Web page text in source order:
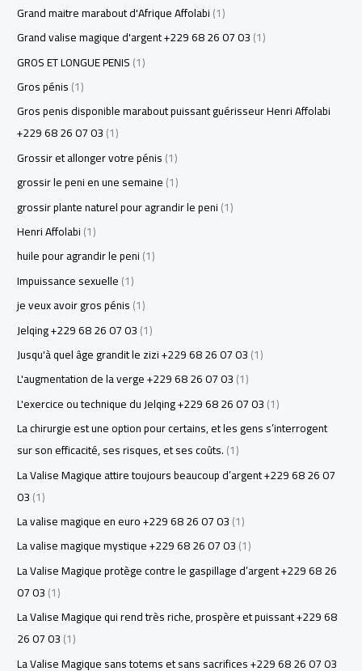
Grand maitre marabout d'Afrique Affolabi(1)
Grand valise magique d'argent +229 68 26 07 03(1)
GROS ET LONGUE PENIS(1)
Gros pénis(1)
Gros penis disponible marabout puissant guérisseur Henri Affolabi
+229 68 26 07 03(1)
Grossir et allonger votre pénis(1)
grossir le peni en une semaine(1)
grossir plante naturel pour agrandir le peni(1)
Henri Affolabi(1)
huile pour agrandir le peni(1)
Impuissance sexuelle(1)
je veux avoir gros pénis(1)
Jelqing +229 68 26 07 03(1)
Jusqu'à quel âge grandit le zizi +229 68 26 07 03(1)
L'augmentation de la verge +229 68 26 07 03(1)
L'exercice ou technique du Jelqing +229 68 26 07 03(1)
La chirurgie est une option pour certains, et les gens s’interrogent
sur son efficacité, ses risques, et ses coûts.(1)
La Valise Magique attire toujours beaucoup d’argent +229 68 26 07
03(1)
La valise magique en euro +229 68 26 07 03(1)
La valise magique mystique +229 68 26 07 03(1)
La Valise Magique protège contre le gaspillage d’argent +229 68 26
07 03(1)
La Valise Magique qui rend très riche, prospère et puissant +229 68
26 07 03(1)
La Valise Magique sans totems et sans sacrifices +229 68 26 07 03